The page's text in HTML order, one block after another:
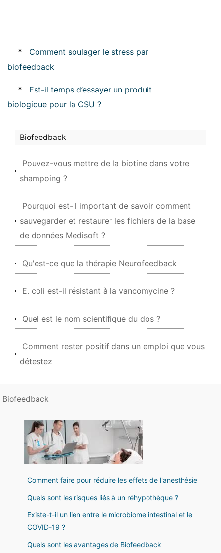
*
Comment soulager le stress par
biofeedback
*
Est-il temps d’essayer un produit
biologique pour la CSU ?
Biofeedback
Pouvez-vous mettre de la biotine dans votre
shampoing ?
Pourquoi est-il important de savoir comment
sauvegarder et restaurer les fichiers de la base
de données Medisoft ?
Qu'est-ce que la thérapie Neurofeedback
E. coli est-il résistant à la vancomycine ?
Quel est le nom scientifique du dos ?
Comment rester positif dans un emploi que vous
détestez
Biofeedback
Comment faire pour réduire les effets de l'anesthésie
Quels sont les risques liés à un réhypothèque ?
Existe-t-il un lien entre le microbiome intestinal et le
COVID-19 ?
Quels sont les avantages de Biofeedback